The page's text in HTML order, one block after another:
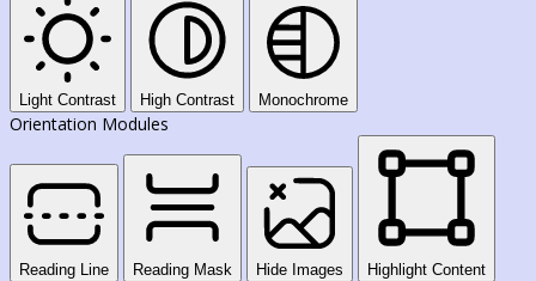
Light Contrast High Contrast Monochrome
Orientation Modules
Reading Line Reading Mask Hide Images Highlight Content